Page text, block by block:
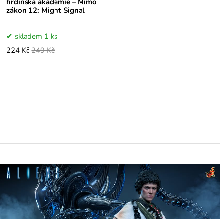
hrdinská akademie – Mimo
zákon 12: Might Signal
skladem 1 ks
224 Kč 249 Kč